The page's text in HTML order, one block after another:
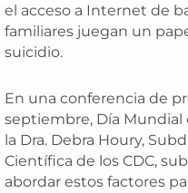
el acceso a Internet de
familiares juegan un
suicidio.
En una conferencia de
septiembre, Día Mundial
la Dra. Debra Houry,
Científica de los CDC,
abordar estos factores